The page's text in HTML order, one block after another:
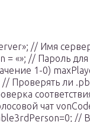
// Имя
= «»; // Пароль
1-0)
Проверять ли
чат
//